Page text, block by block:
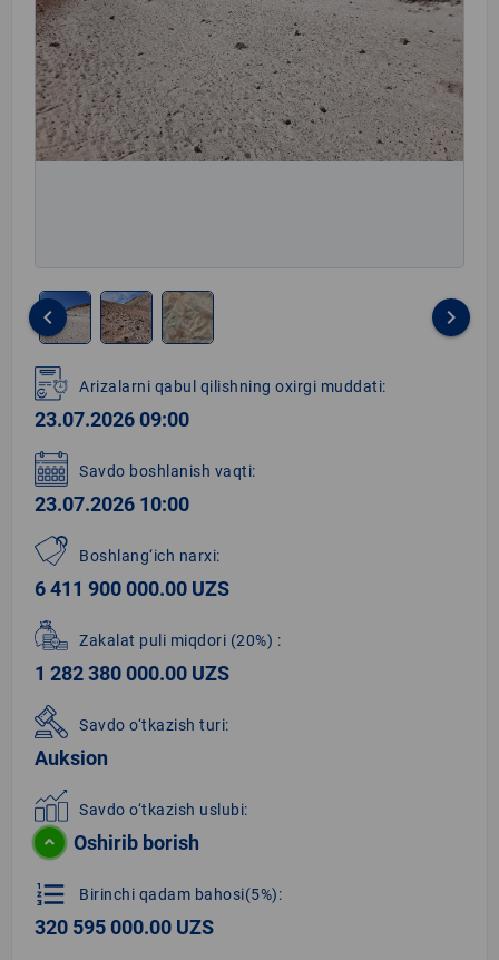
1
of
3
keyboard_arrow_left keyboard_arrow_right
Arizalarni qabul qilishning oxirgi muddati:
23.07.2026 09:00
Savdo boshlanish vaqti:
23.07.2026 10:00
Boshlang‘ich narxi:
6 411 900 000.00 UZS
Zakalat puli miqdori (20%) :
1 282 380 000.00 UZS
Savdo o‘tkazish turi:
Auksion
Savdo o‘tkazish uslubi:
Oshirib borish
format_list_numbered Birinchi qadam bahosi(5%):
320 595 000.00 UZS